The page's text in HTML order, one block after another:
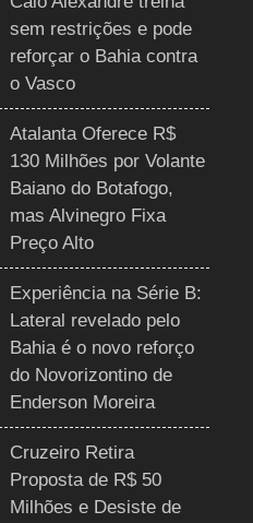
sem restrições e pode
reforçar o Bahia contra
o Vasco
Atalanta Oferece R$
130 Milhões por Volante
Baiano do Botafogo,
mas Alvinegro Fixa
Preço Alto
Experiência na Série B:
Lateral revelado pelo
Bahia é o novo reforço
do Novorizontino de
Enderson Moreira
Cruzeiro Retira
Proposta de R$ 50
Milhões e Desiste de